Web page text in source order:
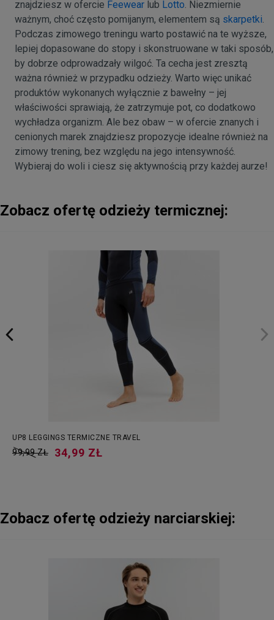
znajdziesz w ofercie Feewear lub Lotto. Niezmiernie
ważnym, choć często pomijanym, elementem są skarpetki.
Podczas zimowego treningu warto postawić na te wyższe,
lepiej dopasowane do stopy i skonstruowane w taki sposób,
by dobrze odprowadzały wilgoć. Ta cecha jest zresztą
ważna również w przypadku odzieży. Warto więc unikać
produktów wykonanych wyłącznie z bawełny – jej
właściwości sprawiają, że zatrzymuje pot, co dodatkowo
wychładza organizm. Ale bez obaw – w ofercie znanych i
cenionych marek znajdziesz propozycje idealne również na
zimowy trening, bez względu na jego intensywność.
Wybieraj do woli i ciesz się aktywnością przy każdej aurze!
Zobacz ofertę odzieży termicznej:
UP8 LEGGINGS TERMICZNE TRAVEL
99,99 ZŁ 34,99 ZŁ
Zobacz ofertę odzieży narciarskiej: